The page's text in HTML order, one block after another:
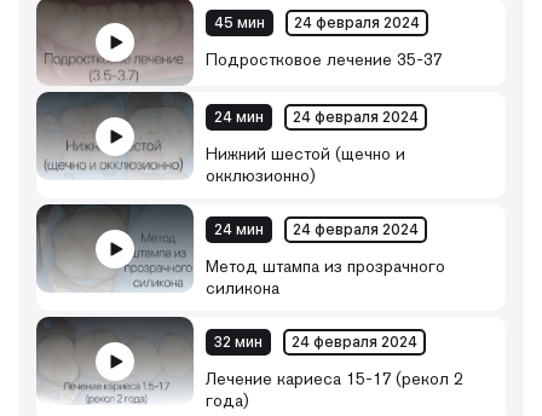
45 мин 24 февраля 2024
Подростковое лечение 35-37
24 мин 24 февраля 2024
Нижний шестой (щечно и
окклюзионно)
24 мин 24 февраля 2024
Метод штампа из прозрачного
силикона
32 мин 24 февраля 2024
Лечение кариеса 15-17 (рекол 2
года)